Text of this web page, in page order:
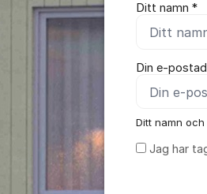
Ditt namn *
Din e-
Ditt namn
Jag har